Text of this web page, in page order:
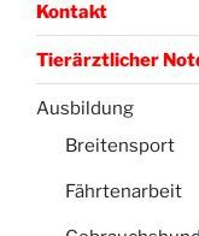
Kontakt
Tierärztlicher
Ausbildung
Breitensport
Fährtenarbeit